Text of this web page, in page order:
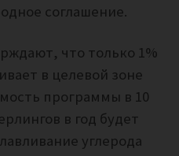
соглашение.
что только 1%
в целевой зоне
программы в 10
в год будет
углерода